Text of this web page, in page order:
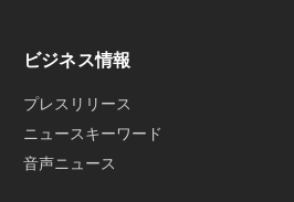
ビジネス情報
プレスリリース
ニュースキーワード
音声ニュース